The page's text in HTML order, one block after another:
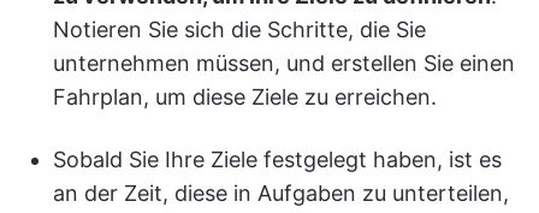
Notieren Sie sich die Schritte, die Sie
unternehmen müssen, und erstellen Sie einen
Fahrplan, um diese Ziele zu erreichen.
Sobald Sie Ihre Ziele festgelegt haben, ist es
an der Zeit, diese in Aufgaben zu unterteilen,